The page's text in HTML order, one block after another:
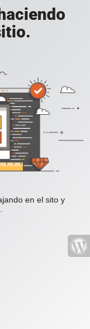
en el sito y